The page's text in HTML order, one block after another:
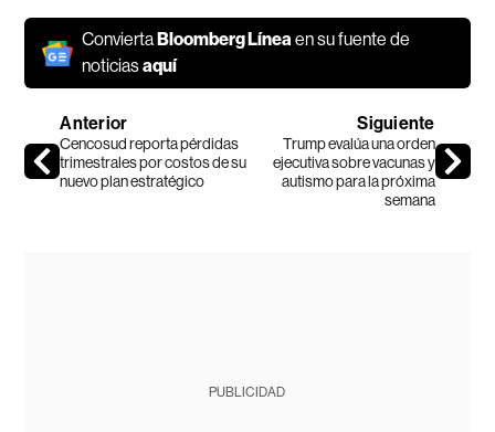
Convierta Bloomberg Líneaen su fuente de
noticiasaquí
Anterior
Cencosud reporta pérdidas
trimestrales por costos de su
nuevo plan estratégico
Siguiente
Trump evalúa una orden
ejecutiva sobre vacunas y
autismo para la próxima
semana
PUBLICIDAD